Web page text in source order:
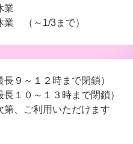
業
（～1/3まで）
～１２時まで閉鎖）
０～１３時まで閉鎖）
ご利用いただけます